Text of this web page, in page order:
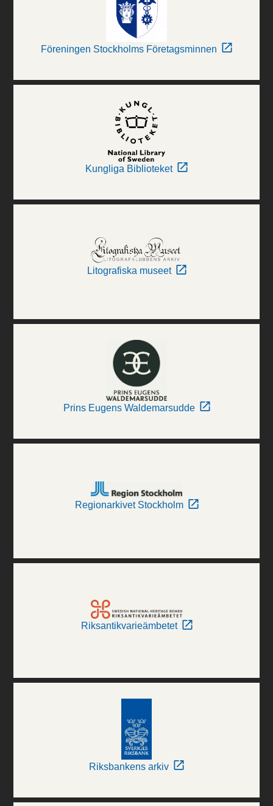
Föreningen Stockholms Företagsminnen
Kungliga Biblioteket
Litografiska museet
Prins Eugens Waldemarsudde
Regionarkivet Stockholm
Riksantikvarieämbetet
Riksbankens arkiv